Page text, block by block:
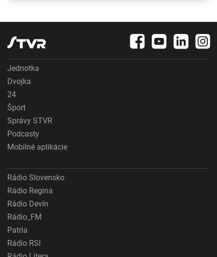
Jednotka
Dvojka
24
Šport
Správy STVR
Podcasty
Mobilné aplikácie
Rádio Slovensko
Rádio Regina
Rádio Devín
Rádio_FM
Patria
Rádio RSI